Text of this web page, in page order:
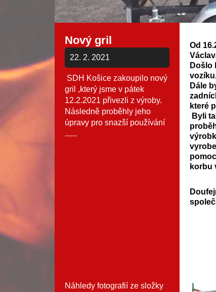
Nový gril
22. 2. 2021
SDH Košice zakoupilo nový
gril ,který jsme v pátek
12.2.2021 přivezli z výroby.
Následně proběhly jeho
úpravy pro snazší používání
......
Od
Došlo
Dále
které
Byli
korbu
Náhledy fotografií ze složky